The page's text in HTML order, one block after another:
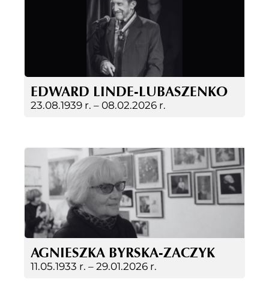
EDWARD LINDE-LUBASZENKO
23.08.1939 r. – 08.02.2026 r.
AGNIESZKA BYRSKA-ZACZYK
11.05.1933 r. – 29.01.2026 r.